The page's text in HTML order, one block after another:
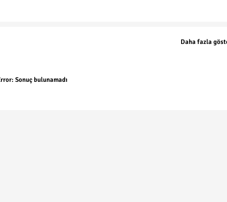
Daha fazla
Sonuç bulunamadı